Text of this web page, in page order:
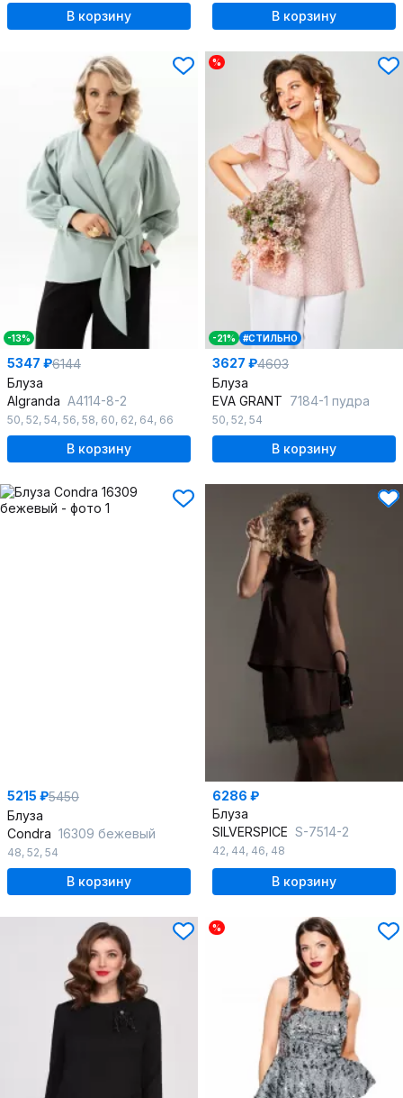
В корзину В корзину
-13%
5347 ₽6144
Блуза
Algranda А4114-8-2
50, 52, 54, 56, 58, 60, 62, 64, 66
В корзину
%
-21% #СТИЛЬНО
3627 ₽4603
Блуза
EVA GRANT 7184-1 пудра
50, 52, 54
В корзину
5215 ₽5450
Блуза
Condra 16309 бежевый
48, 52, 54
В корзину
6286 ₽
Блуза
SILVERSPICE S-7514-2
42, 44, 46, 48
В корзину
%